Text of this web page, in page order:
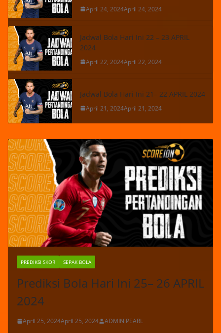
April 24, 2024April 24, 2024
Jadwal Bola Hari Ini 22 – 23 APRIL
2024
April 22, 2024April 22, 2024
Jadwal Bola Hari Ini 21– 22 APRIL 2024
April 21, 2024April 21, 2024
PREDIKSI SKOR SEPAK BOLA
Prediksi Bola Hari Ini 25– 26 APRIL
2024
April 25, 2024April 25, 2024 ADMIN PEARL